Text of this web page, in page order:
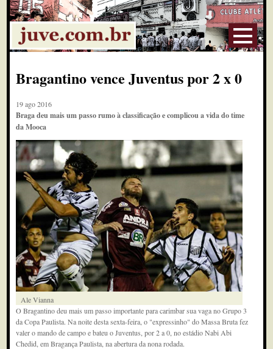
Bragantino vence Juventus por 2 x 0
19 ago 2016
Braga deu mais um passo rumo à classificação e complicou a vida do time
da Mooca
Ale Vianna
O Bragantino deu mais um passo importante para carimbar sua vaga no Grupo 3
da Copa Paulista. Na noite desta sexta-feira, o "expressinho" do Massa Bruta fez
valer o mando de campo e bateu o Juventus, por 2 a 0, no estádio Nabi Abi
Chedid, em Bragança Paulista, na abertura da nona rodada.